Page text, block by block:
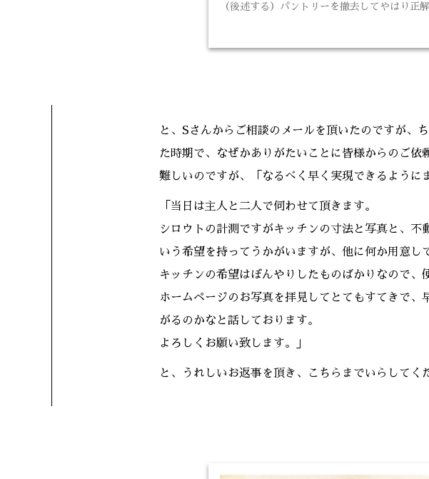
（後述する）パントリーを撤去してやはり正
と、Sさんからご相談のメールを頂いたのですが、
た時期で、なぜかありがたいことに皆様からのご
難しいのですが、「なるべく早く実現できるように
「当日は主人と二人で伺わせて頂きます。
シロウトの計測ですがキッチンの寸法と写真と、
いう希望を持ってうかがいますが、他に何か用意し
キッチンの希望はぼんやりしたものばかりなので、
ホームページのお写真を拝見してとてもすてきで
がるのかなと話しております。
よろしくお願い致します。」
と、うれしいお返事を頂き、こちらまでいらしてく